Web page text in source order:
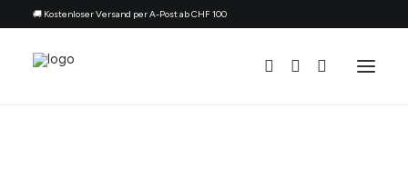
🚚 Kostenloser Versand per A-Post ab CHF 100